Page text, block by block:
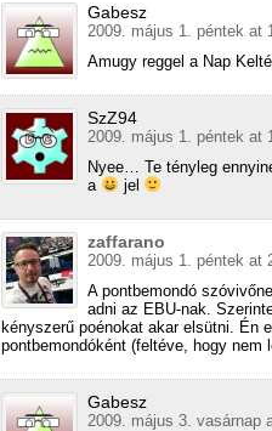
Gabesz
2009. május 1. péntek at
Amugy reggel a Nap
SzZ94
2009. május 1. péntek at
Nyee… Te tényleg
a
jel
zaffarano
2009. május 1. péntek at
A pontbemondó
adni az EBU-nak.
kényszerű poénokat akar elsütni. Én
pontbemondóként (feltéve, hogy
Gabesz
2009. május 3. vasárnap